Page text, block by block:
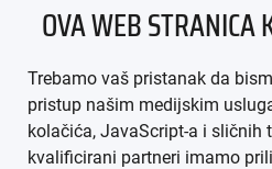
AGB
OVA WEB STRANICA
Trebamo vaš pristanak da
pristup našim medijskim
kolačića, JavaScript-a i sličnih
kvalificirani partneri imamo